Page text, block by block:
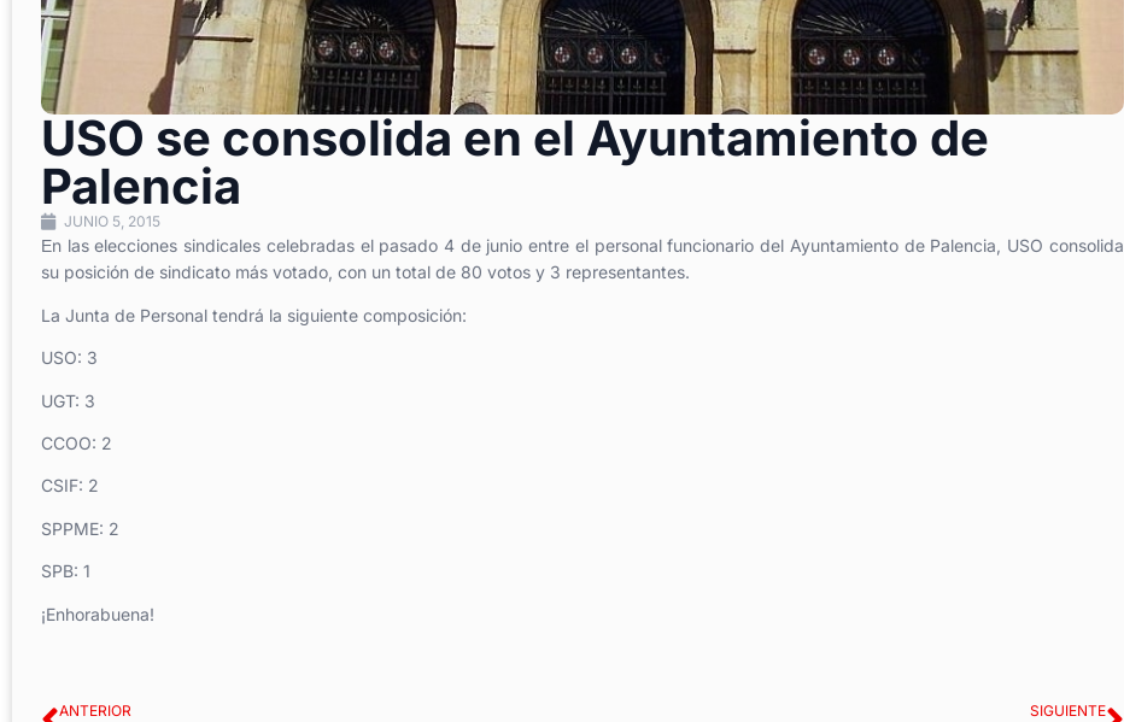
USO se consolida en el Ayuntamiento de
Palencia
JUNIO 5, 2015
En las elecciones sindicales celebradas el pasado 4 de junio entre el personal funcionario del Ayuntamiento de Palencia, USO consolida
su posición de sindicato más votado, con un total de 80 votos y 3 representantes.
La Junta de Personal tendrá la siguiente composición:
USO: 3
UGT: 3
CCOO: 2
CSIF: 2
SPPME: 2
SPB: 1
¡Enhorabuena!
ANTERIOR SIGUIENTE